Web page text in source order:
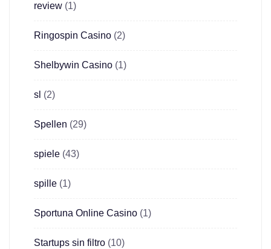
review (1)
Ringospin Casino (2)
Shelbywin Casino (1)
sl (2)
Spellen (29)
spiele (43)
spille (1)
Sportuna Online Casino (1)
Startups sin filtro (10)